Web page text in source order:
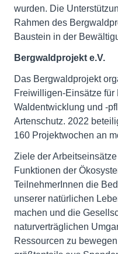
wurden. Die
Rahmen des
Baustein in der
Bergwaldprojekt e.V.
Das Bergwaldprojekt
Freiwilligen-Einsätze
Waldentwicklung und -
Artenschutz. 2022
160 Projektwochen an
Ziele der
Funktionen der
TeilnehmerInnen die
unserer natürlichen
machen und die
naturverträglichen
Ressourcen zu